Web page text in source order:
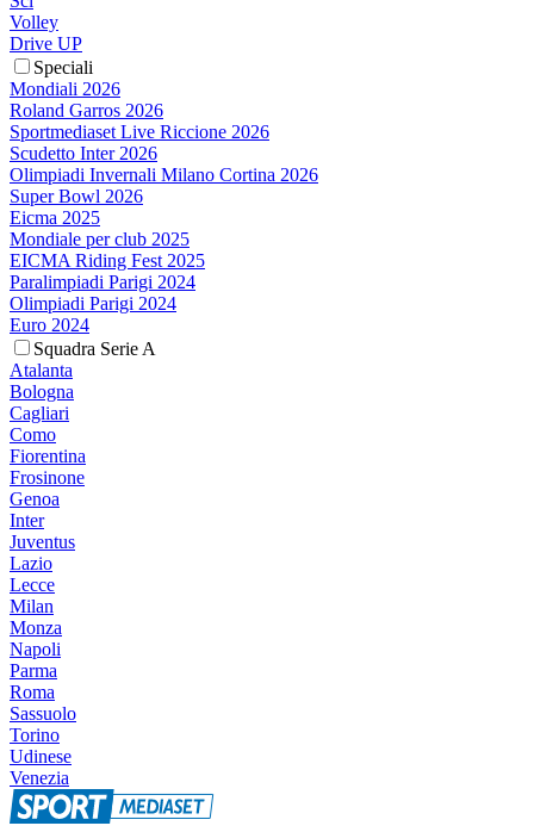
Volley
Drive UP
Speciali
Mondiali 2026
Roland Garros 2026
Sportmediaset Live Riccione 2026
Scudetto Inter 2026
Olimpiadi Invernali Milano Cortina 2026
Super Bowl 2026
Eicma 2025
Mondiale per club 2025
EICMA Riding Fest 2025
Paralimpiadi Parigi 2024
Olimpiadi Parigi 2024
Euro 2024
Squadra Serie A
Atalanta
Bologna
Cagliari
Como
Fiorentina
Frosinone
Genoa
Inter
Juventus
Lazio
Lecce
Milan
Monza
Napoli
Parma
Roma
Sassuolo
Torino
Udinese
Venezia